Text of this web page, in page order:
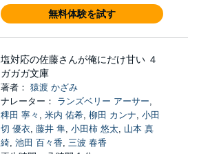
無料体験を試す
塩対応の佐藤さんが俺にだけ甘い ４
ガガガ文庫
著者： 猿渡 かざみ
ナレーター： ランズベリー アーサー,
稗田 寧々 , 米内 佑希, 柳田 カンナ, 小田
切 優衣, 藤井 隼, 小田柿 悠太, 山本 真
綺, 池田 百々香, 三波 春香